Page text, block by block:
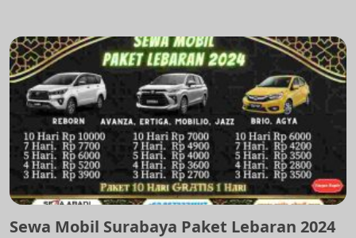
Sewa Mobil Surabaya Paket Lebaran 2024